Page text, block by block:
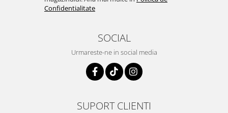
Confidentialitate
SOCIAL
Urmareste-ne in social media
SUPORT CLIENTI